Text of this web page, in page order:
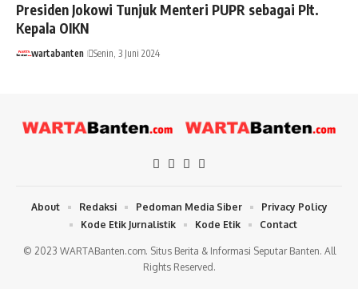
Presiden Jokowi Tunjuk Menteri PUPR sebagai Plt.
Kepala OIKN
wartabanten Senin, 3 Juni 2024
© 2023 WARTABanten.com. Situs Berita & Informasi Seputar Banten. All
Rights Reserved.
About Redaksi Pedoman Media Siber
Privacy Policy
Kode Etik Jurnalistik
Kode Etik Contact